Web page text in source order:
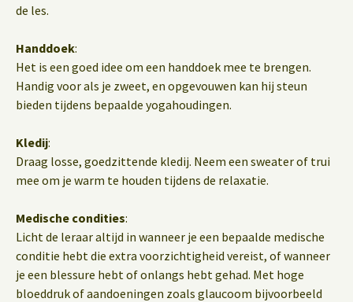
de les.
Handdoek:
Het is een goed idee om een handdoek mee te brengen.
Handig voor als je zweet, en opgevouwen kan hij steun
bieden tijdens bepaalde yogahoudingen.
Kledij:
Draag losse, goedzittende kledij. Neem een sweater of trui
mee om je warm te houden tijdens de relaxatie.
Medische condities:
Licht de leraar altijd in wanneer je een bepaalde medische
conditie hebt die extra voorzichtigheid vereist, of wanneer
je een blessure hebt of onlangs hebt gehad. Met hoge
bloeddruk of aandoeningen zoals glaucoom bijvoorbeeld